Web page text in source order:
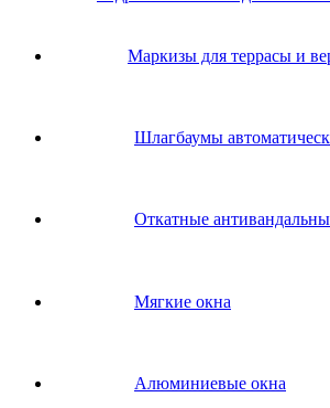
Маркизы для террасы и
Шлагбаумы
Откатные
Мягкие окна
Алюминиевые окна